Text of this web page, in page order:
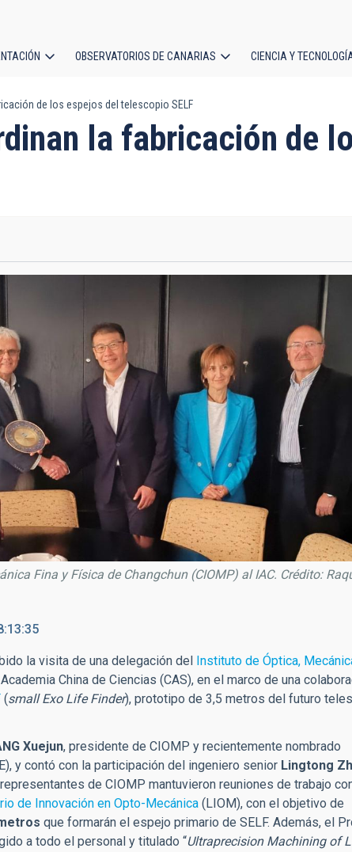
OBSERVATORIOS DE CANARIAS CIENCIA Y
de los espejos del telescopio SELF
la fabricación de
Fina y Física de Changchun (CIOMP) al IAC. Crédito:
la visita de una delegación del
Instituto de Óptica,
China de Ciencias (CAS), en el marco de una
(small Exo Life Finder), prototipo de 3,5 metros del futuro
Xuejun, presidente de CIOMP y recientemente nombrado
y contó con la participación del ingeniero senior Lingtong
de CIOMP mantuvieron reuniones de trabajo
de Innovación en Opto-Mecánica (LIOM), con el objetivo de
que formarán el espejo primario de SELF. Además, el
a todo el personal y titulado “Ultraprecision Machining of